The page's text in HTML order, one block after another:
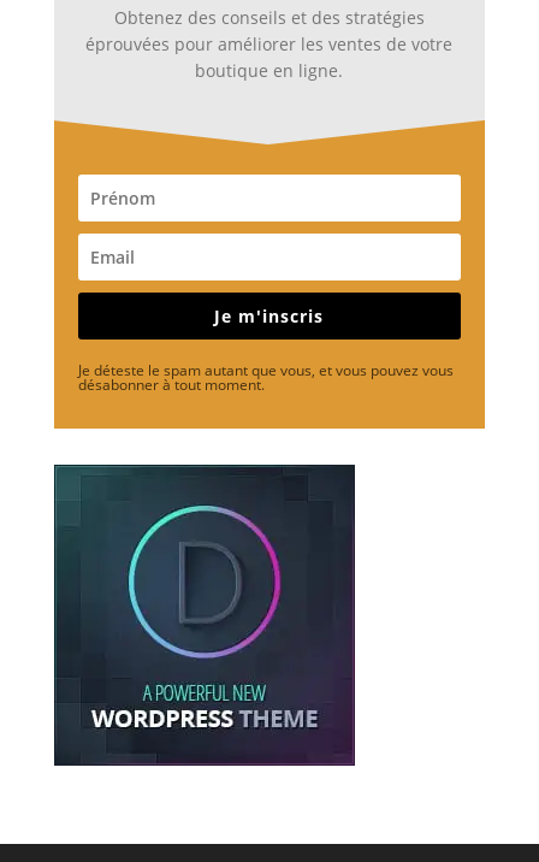
Obtenez des conseils et des stratégies
éprouvées pour améliorer les ventes de votre
boutique en ligne.
Je m'inscris
Je déteste le spam autant que vous, et vous pouvez vous
désabonner à tout moment.